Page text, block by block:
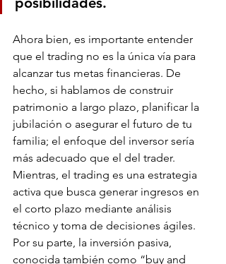
Ahora bien, es importante entender
que el trading no es la única vía para
alcanzar tus metas financieras. De
hecho, si hablamos de construir
patrimonio a largo plazo, planificar la
jubilación o asegurar el futuro de tu
familia; el enfoque del inversor sería
más adecuado que el del trader.
Mientras, el trading es una estrategia
activa que busca generar ingresos en
el corto plazo mediante análisis
técnico y toma de decisiones ágiles.
Por su parte, la inversión pasiva,
conocida también como “buy and